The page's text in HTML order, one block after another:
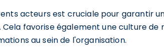
acteurs est cruciale pour garantir
Cela favorise également une culture
au sein de l'organisation.